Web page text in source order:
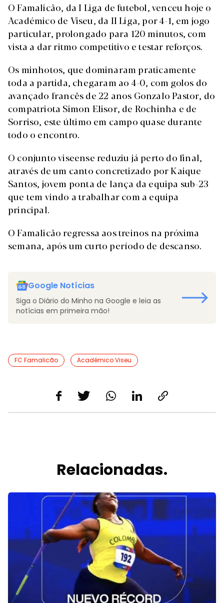
O Famalicão, da I Liga de futebol, venceu hoje o
Académico de Viseu, da II Liga, por 4-1, em jogo
particular, prolongado para 120 minutos, com
vista a dar ritmo competitivo e testar reforços.
Os minhotos, que dominaram praticamente
toda a partida, chegaram ao 4-0, com golos do
avançado francês de 22 anos Gonzalo Pastor, do
compatriota Simon Elisor, de Rochinha e de
Sorriso, este último em campo quase durante
todo o encontro.
O conjunto viseense reduziu já perto do final,
através de um canto concretizado por Kaique
Santos, jovem ponta de lança da equipa sub-23
que tem vindo a trabalhar com a equipa
principal.
O Famalicão regressa aos treinos na próxima
semana, após um curto período de descanso.
Google Notícias
Siga o Diário do Minho na Google e leia as
notícias em primeira mão!
FC Famalicão Académico Viseu
Relacionadas.